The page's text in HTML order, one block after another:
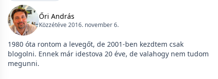
Őri András
Közzétéve 2016. november 6.
1980 óta rontom a levegőt, de 2001-ben kezdtem csak
blogolni. Ennek már idestova 20 éve, de valahogy nem tudom
megunni.